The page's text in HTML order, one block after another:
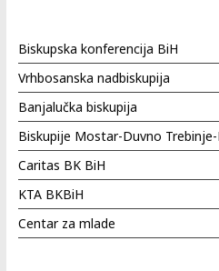
Biskupska konferencija BiH
Vrhbosanska nadbiskupija
Banjalučka biskupija
Biskupije Mostar-Duvno
Caritas BK BiH
KTA BKBiH
Centar za mlade